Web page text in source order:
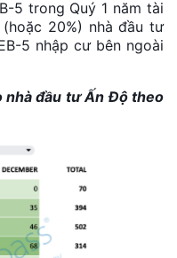
5 trong Quý 1 năm tài
20%) nhà đầu tư
5 nhập cư bên ngoài
nhà đầu tư Ấn Độ theo